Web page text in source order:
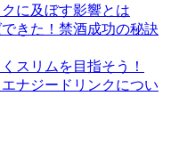
に及ぼす影響とは
きた！禁酒成功の秘訣
スリムを目指そう！
ナジードリンクについ